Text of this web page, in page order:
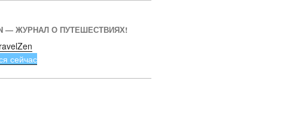
— ЖУРНАЛ О ПУТЕШЕСТВИЯХ!
сейчас